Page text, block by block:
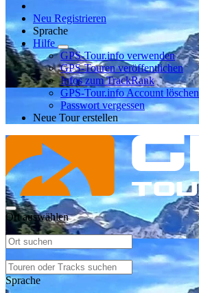
Neu Registrieren
Sprache
Hilfe
GPS-Tour.info verwenden
GPS-Touren veröffentlichen
Infos zum TrackRank
GPS-Tour.info Account löschen
Passwort vergessen
Neue Tour erstellen
Ort auswählen
Sprache